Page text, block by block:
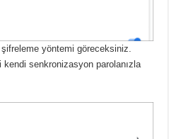
yöntemi göreceksiniz.
senkronizasyon parolanızla